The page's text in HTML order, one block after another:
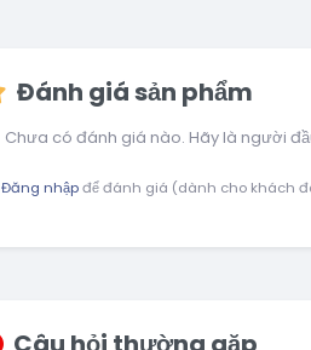
Đánh giá sản phẩm
Chưa có đánh giá nào. Hãy là người
Đăng nhậpđể đánh giá (dành cho khách